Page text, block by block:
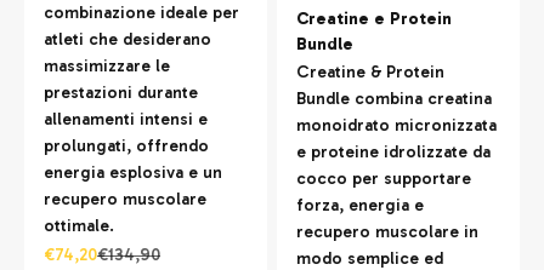
combinazione ideale per
atleti che desiderano
massimizzare le
prestazioni durante
allenamenti intensi e
prolungati, offrendo
energia esplosiva e un
recupero muscolare
ottimale.
Prezzo scontato
€74,20Prezzo
€134,90
Creatine e Protein
Bundle
Creatine & Protein
Bundle combina creatina
monoidrato micronizzata
e proteine idrolizzate da
cocco per supportare
forza, energia e
recupero muscolare in
modo semplice ed